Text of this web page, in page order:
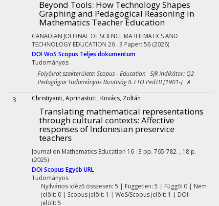
Beyond Tools: How Technology Shapes
Graphing and Pedagogical Reasoning in
Mathematics Teacher Education
CANADIAN JOURNAL OF SCIENCE MATHEMATICS AND
TECHNOLOGY EDUCATION 26 : 3 Paper: 56 (2026)
DOIWoS Scopus Teljes dokumentum
Tudományos
Folyóirat szakterülete: Scopus - Education SJR indikátor: Q2
Pedagógiai Tudományos Bizottság II. FTO PedTB [1901-] A
3 Christiyanti, Aprinastuti ; Kovács, Zoltán
Translating mathematical representations
through cultural contexts: Affective
responses of Indonesian preservice
teachers
Journal on Mathematics Education 16 : 3 pp. 765-782. , 18 p.
(2025)
DOIScopus Egyéb URL
Tudományos
Nyilvános idéző összesen: 5 | Független: 5 | Függő: 0 | Nem
jelölt: 0 | Scopus jelölt: 1 | WoS/Scopus jelölt: 1 | DOI
jelölt: 5